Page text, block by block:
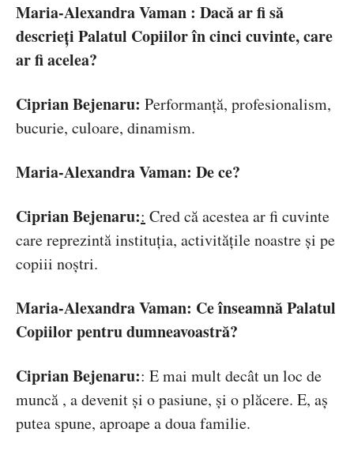
Maria-Alexandra Vaman : Dacă ar fi să
descrieți Palatul Copiilor în cinci cuvinte, care
ar fi acelea?
Ciprian Bejenaru: Performanță, profesionalism,
bucurie, culoare, dinamism.
Maria-Alexandra Vaman: De ce?
Ciprian Bejenaru:: Cred că acestea ar fi cuvinte
care reprezintă instituția, activitățile noastre și pe
copiii noștri.
Maria-Alexandra Vaman: Ce înseamnă Palatul
Copiilor pentru dumneavoastră?
Ciprian Bejenaru:: E mai mult decât un loc de
muncă , a devenit și o pasiune, și o plăcere. E, aș
putea spune, aproape a doua familie.